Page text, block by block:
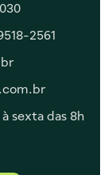
2561
sexta das 8h